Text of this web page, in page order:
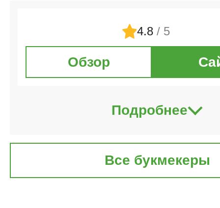
4.8 / 5
Обзор
Подробнее
Все букмекеры